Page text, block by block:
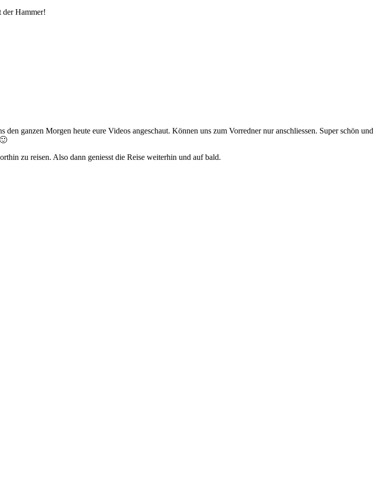
der Hammer!
ganzen Morgen heute eure Videos angeschaut. Können uns zum Vorredner nur anschliessen. Super schön und
zu reisen. Also dann geniesst die Reise weiterhin und auf bald.